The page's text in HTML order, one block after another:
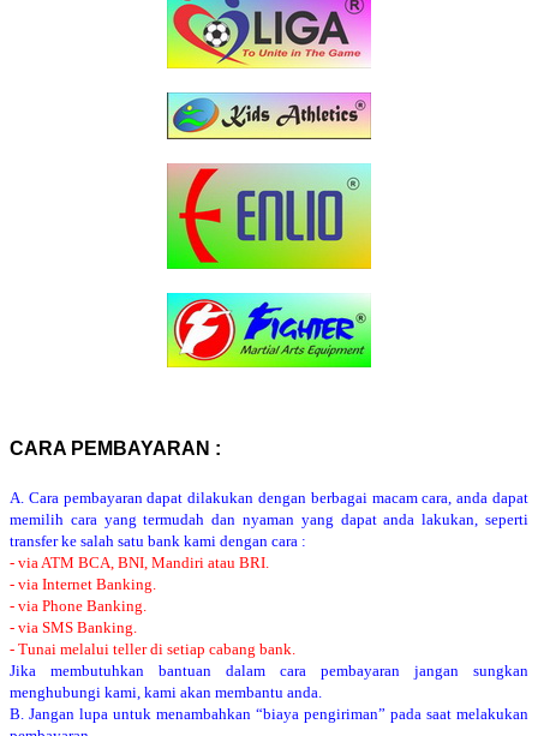
CARA PEMBAYARAN :
A. Cara pembayaran dapat dilakukan dengan berbagai macam cara, anda dapat
memilih cara yang termudah dan nyaman yang dapat anda lakukan, seperti
transfer ke salah satu bank kami dengan cara :
- via ATM BCA, BNI, Mandiri atau BRI.
- via Internet Banking.
- via Phone Banking.
- via SMS Banking.
- Tunai melalui teller di setiap cabang bank.
Jika membutuhkan bantuan dalam cara pembayaran jangan sungkan
menghubungi kami, kami akan membantu anda.
B. Jangan lupa untuk menambahkan “biaya pengiriman” pada saat melakukan